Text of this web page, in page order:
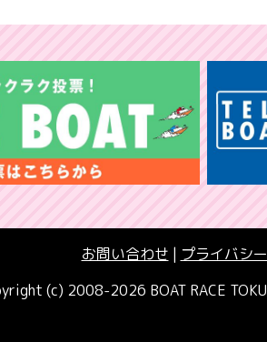
お問い合わせ | プライバシ
(c) 2008-2026 BOAT RACE